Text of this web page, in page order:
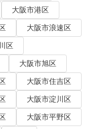
大阪市港区
大阪市浪速区
区
大阪市旭区
大阪市住吉区
大阪市淀川区
大阪市平野区